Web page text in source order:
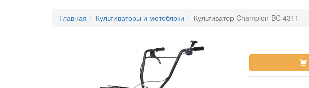
Главная Культиваторы и мотоблоки Культиватор Champion BC 4311